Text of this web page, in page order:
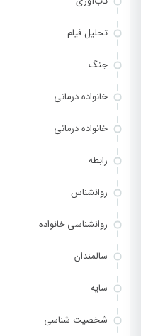
تحلیل فیلم
جنگ
خانواده درمانی
خانواده درمانی
رابطه
روانشناس
روانشناسی خانواده
سالمندان
سایه
شخصیت شناسی